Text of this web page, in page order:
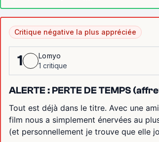
Critique négative la plus appréciée
1
Lomyo
1 critique
ALERTE : PERTE DE TEMPS
Tout est déjà dans le titre. Avec une
film nous a simplement énervées au
(et personnellement je trouve que elle